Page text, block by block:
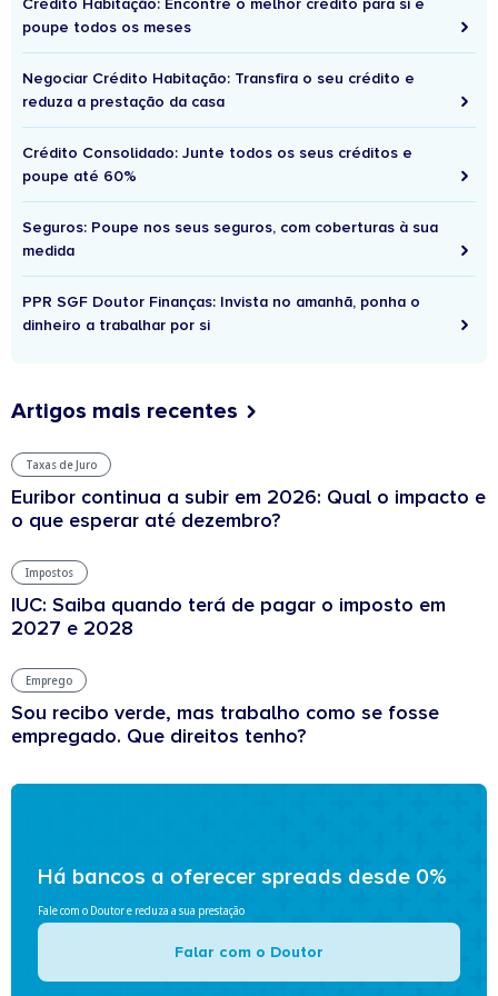
Crédito Habitação: Encontre o melhor crédito para si e
poupe todos os meses
Negociar Crédito Habitação: Transfira o seu crédito e
reduza a prestação da casa
Crédito Consolidado: Junte todos os seus créditos e
poupe até 60%
Seguros: Poupe nos seus seguros, com coberturas à sua
medida
PPR SGF Doutor Finanças: Invista no amanhã, ponha o
dinheiro a trabalhar por si
Artigos mais recentes
Taxas de Juro
Euribor continua a subir em 2026: Qual o impacto e
o que esperar até dezembro?
Impostos
IUC: Saiba quando terá de pagar o imposto em
2027 e 2028
Emprego
Sou recibo verde, mas trabalho como se fosse
empregado. Que direitos tenho?
Há bancos a oferecer spreads desde 0%
Fale com o Doutor e reduza a sua prestação
Falar com o Doutor